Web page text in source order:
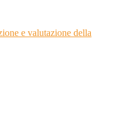
e valutazione della